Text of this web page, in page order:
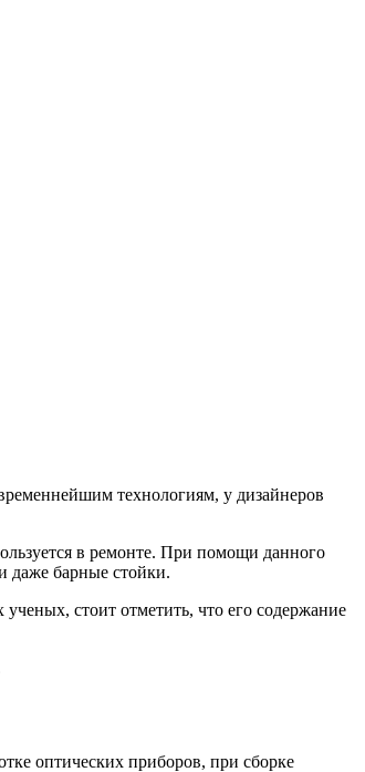
технологиям, у дизайнеров
в ремонте. При помощи данного
даже барные стойки.
стоит отметить, что его содержание
оптических приборов, при сборке